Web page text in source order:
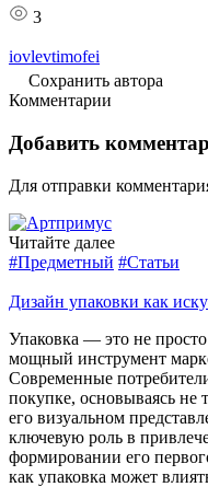
3
iovlevtimofei
Сохранить автора
Комментарии
Добавить
Для отправки
Читайте далее
#Предметный #Статьи
Дизайн упаковки как
Упаковка — это не
мощный инструмент
Современные
покупке, основываясь не
его визуальном
ключевую роль в
формировании его
как упаковка может